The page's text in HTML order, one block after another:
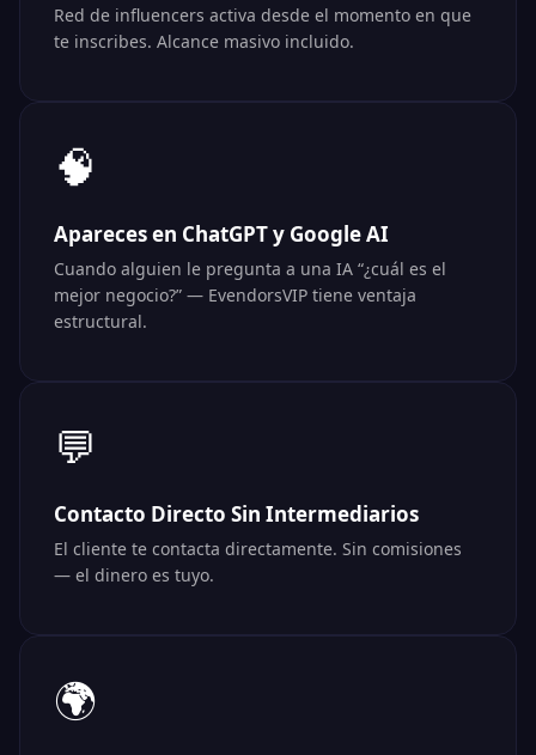
Red de influencers activa desde el momento en que
te inscribes. Alcance masivo incluido.
🧠
Apareces en ChatGPT y Google AI
Cuando alguien le pregunta a una IA “¿cuál es el
mejor negocio?” — EvendorsVIP tiene ventaja
estructural.
💬
Contacto Directo Sin Intermediarios
El cliente te contacta directamente. Sin comisiones
— el dinero es tuyo.
🌍